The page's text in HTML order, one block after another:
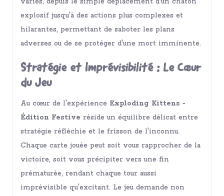
explosif jusqu'à des actions plus complexes et
hilarantes, permettant de saboter les plans
adverses ou de se protéger d'une mort imminente.
Stratégie et Imprévisibilité : Le Cœur
du Jeu
Au cœur de l'expérience Exploding Kittens -
Édition Festive réside un équilibre délicat entre
stratégie réfléchie et le frisson de l'inconnu.
Chaque carte jouée peut soit vous rapprocher de la
victoire, soit vous précipiter vers une fin
prématurée, rendant chaque tour aussi
imprévisible qu'excitant. Le jeu demande non